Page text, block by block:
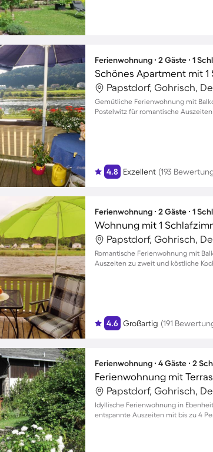
Ferienwohnung ∙ 2 Gäste ∙ 1
Papstdorf, Gohrisch,
Gemütliche Ferienwohnung mit
Postelwitz für romantische
4.8 Exzellent (193
Ferienwohnung ∙ 2 Gäste ∙ 1
Wohnung mit 1
Papstdorf, Gohrisch,
Romantische Ferienwohnung mit
Auszeiten zu zweit und köstliche
4.6 Großartig (191
Ferienwohnung ∙ 4 Gäste ∙ 2
Ferienwohnung mit
Papstdorf, Gohrisch,
Idyllische Ferienwohnung in
entspannte Auszeiten mit bis zu 4